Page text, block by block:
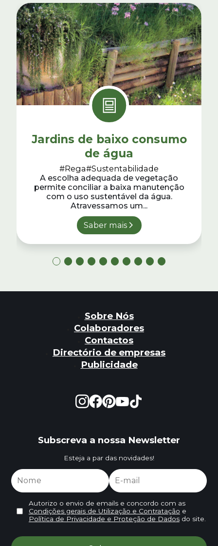
Jardins de baixo consumo
de água
#Rega#Sustentabilidade
A escolha adequada de vegetação
permite conciliar a baixa manutenção
com o uso sustentável da água.
Atravessamos um...
Saber mais
Sobre Nós
Colaboradores
Contactos
Directório de empresas
Publicidade
Subscreva a nossa Newsletter
Esteja a par das novidades!
Autorizo o envio de emails e concordo com as
Condições gerais de Utilização e Contratação e
Política de Privacidade e Proteção de Dadosdo site.